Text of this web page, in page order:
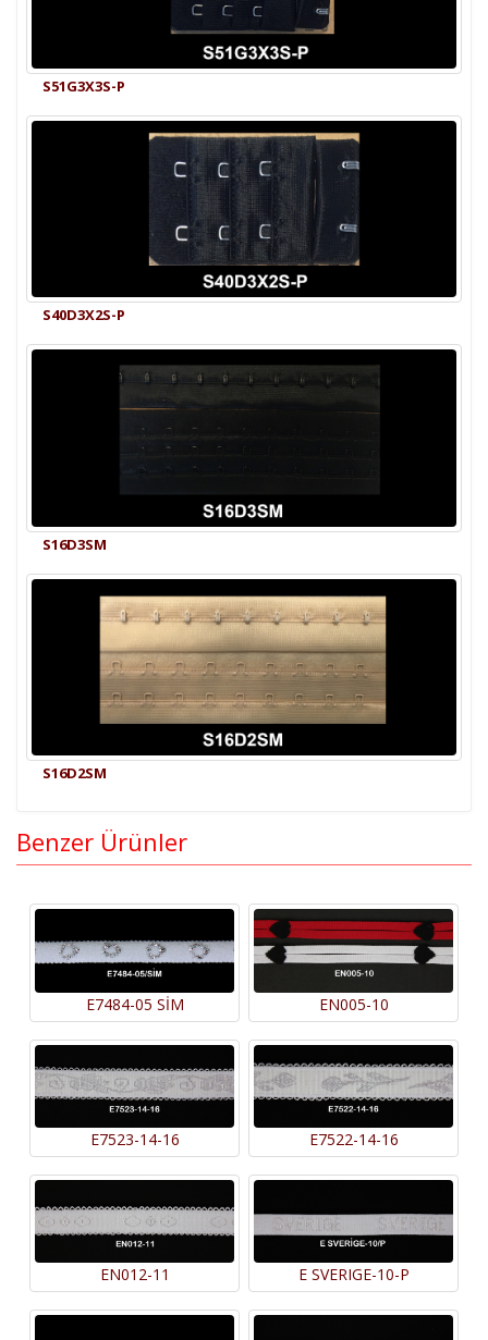
S51G3X3S-P
S40D3X2S-P
S16D3SM
S16D2SM
Benzer Ürünler
E7484-05 SİM EN005-10
E7523-14-16 E7522-14-16
EN012-11 E SVERIGE-10-P